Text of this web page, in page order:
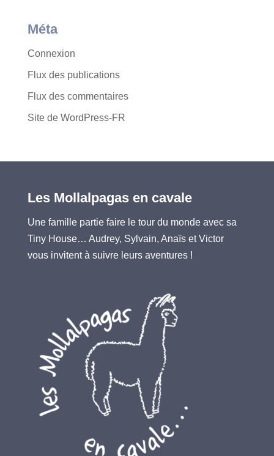
Méta
Connexion
Flux des publications
Flux des commentaires
Site de WordPress-FR
Les Mollalpagas en cavale
Une famille partie faire le tour du monde avec sa
Tiny House… Audrey, Sylvain, Anaïs et Victor
vous invitent à suivre leurs aventures !